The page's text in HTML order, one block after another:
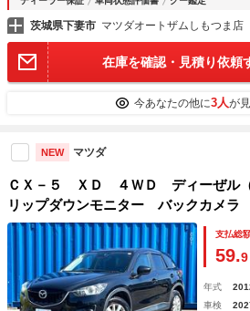
茨城県下妻市 マツダオートザムしもつま店
在庫を確認・見積り依頼
今あなたの他に3人が
NEW マツダ
ＣＸ－５ ＸＤ ４ＷＤ ディーぜル
リップダウンモニター バックカメ
ｅｔｏｏｔｈ接続 ＨＩＤヘッドライ
ートキー ＥＴＣ クルコン アイド
支払総
59.9
年式
車検